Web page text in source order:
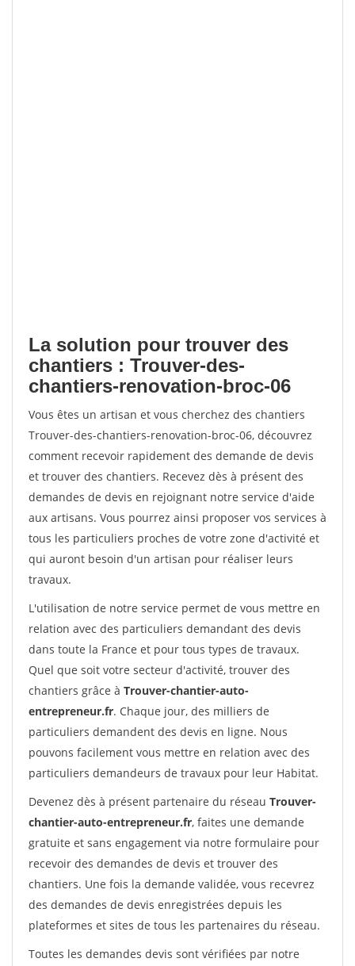
La solution pour trouver des
chantiers : Trouver-des-
chantiers-renovation-broc-06
Vous êtes un artisan et vous cherchez des chantiers
Trouver-des-chantiers-renovation-broc-06, découvrez
comment recevoir rapidement des demande de devis
et trouver des chantiers. Recevez dès à présent des
demandes de devis en rejoignant notre service d'aide
aux artisans. Vous pourrez ainsi proposer vos services à
tous les particuliers proches de votre zone d'activité et
qui auront besoin d'un artisan pour réaliser leurs
travaux.
L'utilisation de notre service permet de vous mettre en
relation avec des particuliers demandant des devis
dans toute la France et pour tous types de travaux.
Quel que soit votre secteur d'activité, trouver des
chantiers grâce à Trouver-chantier-auto-
entrepreneur.fr. Chaque jour, des milliers de
particuliers demandent des devis en ligne. Nous
pouvons facilement vous mettre en relation avec des
particuliers demandeurs de travaux pour leur Habitat.
Devenez dès à présent partenaire du réseau Trouver-
chantier-auto-entrepreneur.fr, faites une demande
gratuite et sans engagement via notre formulaire pour
recevoir des demandes de devis et trouver des
chantiers. Une fois la demande validée, vous recevrez
des demandes de devis enregistrées depuis les
plateformes et sites de tous les partenaires du réseau.
Toutes les demandes devis sont vérifiées par notre